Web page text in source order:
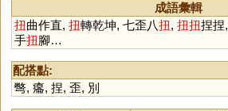
成語彙輯
扭曲作直, 扭轉乾坤, 七歪八扭, 扭扭捏捏,
手扭腳…
配搭點:
彆, 癟, 捏, 歪, 別